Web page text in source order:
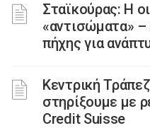
Σταϊκούρας: Η
«αντισώματα» –
πήχης για
Κεντρική
στηρίξουμε με
Credit Suisse